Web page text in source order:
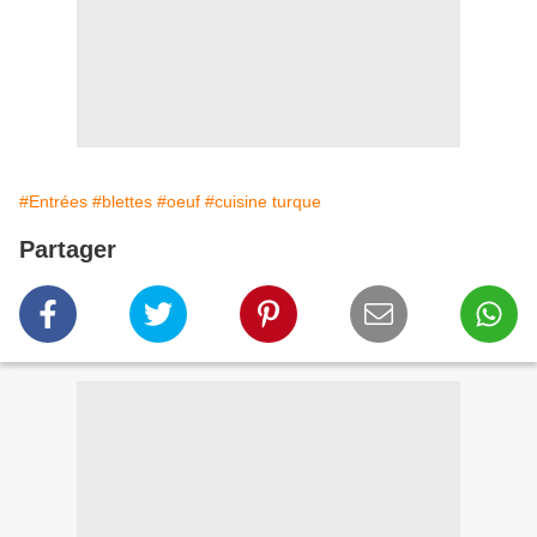
#Entrées #blettes #oeuf #cuisine turque
Partager